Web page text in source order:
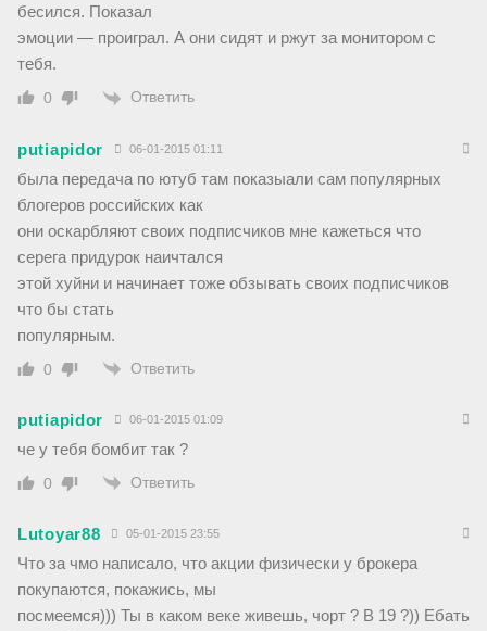
бесился. Показал
эмоции — проиграл. А они сидят и ржут за монитором с
тебя.
0 Ответить
putiapidor 06-01-2015 01:11
была передача по ютуб там показыали сам популярных
блогеров российских как
они оскарбляют своих подписчиков мне кажеться что
серега придурок наичтался
этой хуйни и начинает тоже обзывать своих подписчиков
что бы стать
популярным.
0 Ответить
putiapidor 06-01-2015 01:09
че у тебя бомбит так ?
0 Ответить
Lutoyar88 05-01-2015 23:55
Что за чмо написало, что акции физически у брокера
покупаются, покажись, мы
посмеемся))) Ты в каком веке живешь, чорт ? В 19 ?)) Ебать